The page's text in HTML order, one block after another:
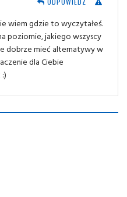
wiem gdzie to wyczytałeś.
poziomie, jakiego wszyscy
dobrze mieć alternatywy w
dla Ciebie